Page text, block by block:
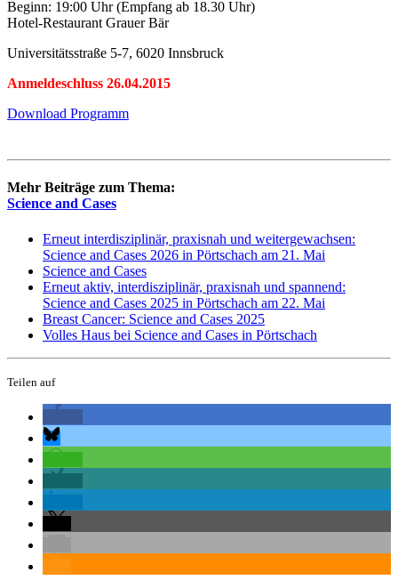
Beginn: 19:00 Uhr (Empfang ab 18.30 Uhr)
Hotel-Restaurant Grauer Bär
Universitätsstraße 5-7, 6020 Innsbruck
Anmeldeschluss 26.04.2015
Download Programm
Mehr Beiträge zum Thema:
Science and Cases
Erneut interdisziplinär, praxisnah und weitergewachsen:
Science and Cases 2026 in Pörtschach am 21. Mai
Science and Cases
Erneut aktiv, interdisziplinär, praxisnah und spannend:
Science and Cases 2025 in Pörtschach am 22. Mai
Breast Cancer: Science and Cases 2025
Volles Haus bei Science and Cases in Pörtschach
Teilen auf